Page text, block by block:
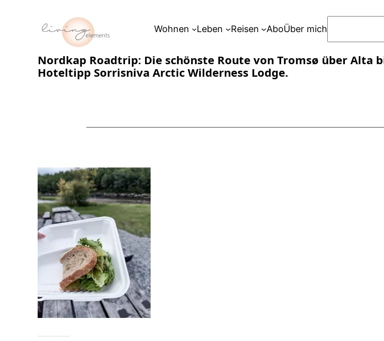
Wohnen Leben Reisen AboÜber mich
h
Nordkap Roadtrip: Die schönste Route von Tromsø über Alta
Hoteltipp Sorrisniva Arctic Wilderness Lodge.